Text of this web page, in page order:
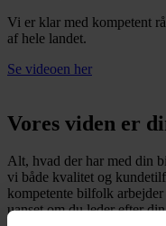
Vi er klar med kompetent
af hele landet.
Se videoen her
Vores viden er
Alt, hvad der har med din
vi både kvalitet og
kompetente bilfolk
uanset om du leder efter